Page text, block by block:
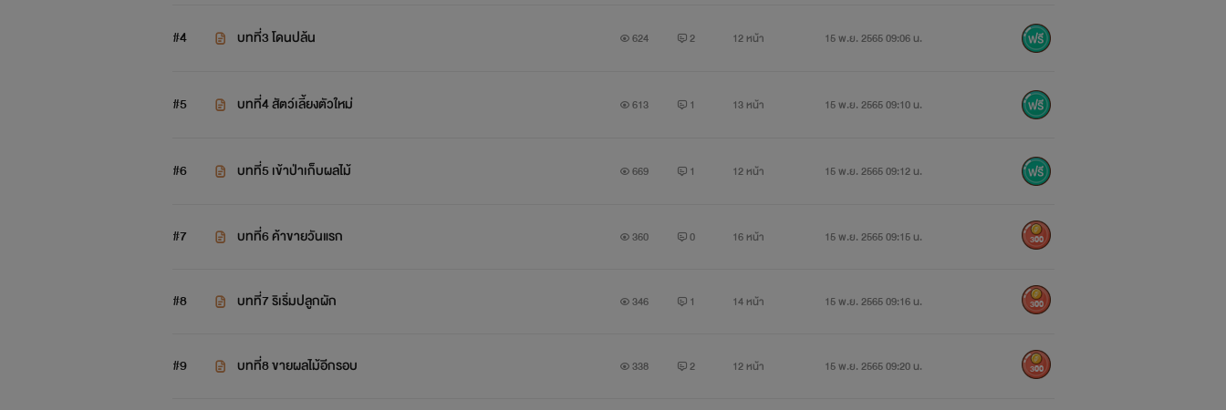
#4 บทที่3 โดนปล้น 624 2 12 หน้า 15 พ.ย. 2565 09:06 น.
#5 บทที่4 สัตว์เลี้ยงตัวใหม่ 613 1 13 หน้า 15 พ.ย. 2565 09:10 น.
#6 บทที่5 เข้าป่าเก็บผลไม้ 669 1 12 หน้า 15 พ.ย. 2565 09:12 น.
#7 บทที่6 ค้าขายวันแรก 360 0 16 หน้า 15 พ.ย. 2565 09:15 น. 300
#8 บทที่7 ริเริ่มปลูกผัก 346 1 14 หน้า 15 พ.ย. 2565 09:16 น. 300
#9 บทที่8 ขายผลไม้อีกรอบ 338 2 12 หน้า 15 พ.ย. 2565 09:20 น. 300